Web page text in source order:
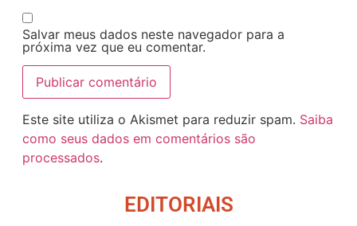
Salvar meus dados neste navegador para a
próxima vez que eu comentar.
Este site utiliza o Akismet para reduzir spam. Saiba
como seus dados em comentários são
processados.
EDITORIAIS